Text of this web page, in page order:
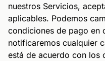
nuestros Servicios,
aplicables. Podemos
condiciones de pago en
notificaremos cualquier
está de acuerdo con los